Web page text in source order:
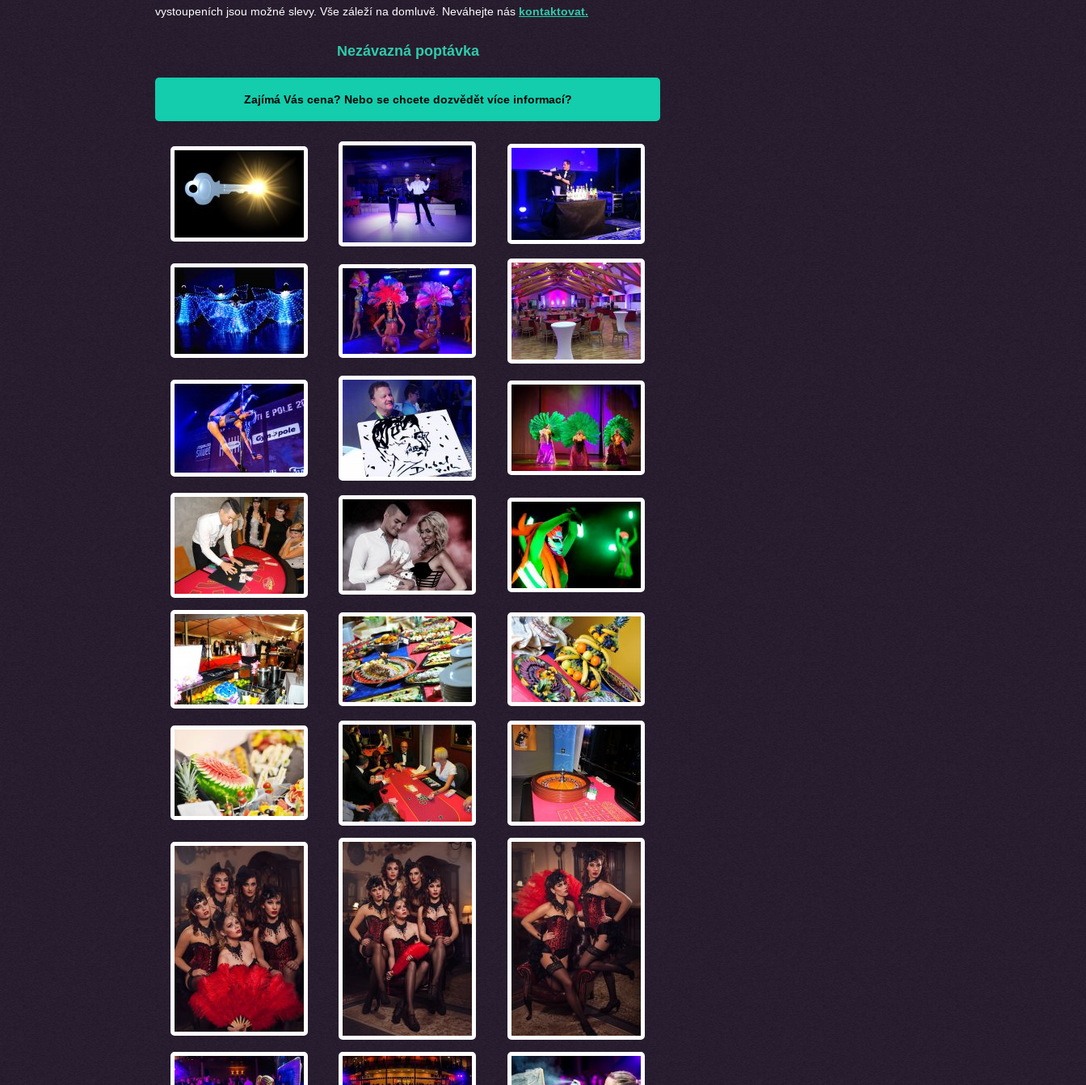
vystoupeních jsou možné slevy. Vše záleží na domluvě. Neváhejte nás kontaktovat.
Nezávazná poptávka
Zajímá Vás cena? Nebo se chcete dozvědět více informací?